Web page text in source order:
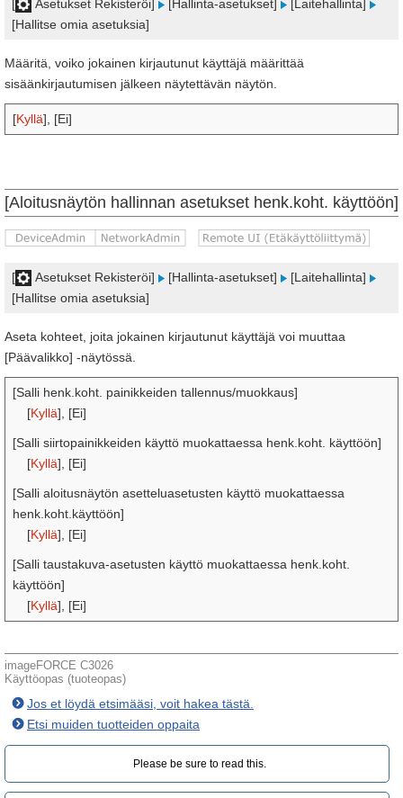
[ Asetukset Rekisteröi] [Hallinta-asetukset]
[Laitehallinta]
[Hallitse omia asetuksia]
Määritä, voiko jokainen kirjautunut käyttäjä määrittää
sisäänkirjautumisen jälkeen näytettävän näytön.
[Kyllä], [Ei]
[Aloitusnäytön hallinnan asetukset henk.koht. käyttöön]
[ Asetukset Rekisteröi] [Hallinta-asetukset]
[Laitehallinta]
[Hallitse omia asetuksia]
Aseta kohteet, joita jokainen kirjautunut käyttäjä voi muuttaa
[Päävalikko] -näytössä.
[Salli henk.koht. painikkeiden tallennus/muokkaus]
[Kyllä], [Ei]
[Salli siirtopainikkeiden käyttö muokattaessa henk.koht. käyttöön]
[Kyllä], [Ei]
[Salli aloitusnäytön asetteluasetusten käyttö muokattaessa
henk.koht.käyttöön]
[Kyllä], [Ei]
[Salli taustakuva-asetusten käyttö muokattaessa henk.koht.
käyttöön]
[Kyllä], [Ei]
imageFORCE C3026
Käyttöopas (tuoteopas)
Jos et löydä etsimääsi, voit hakea tästä.
Etsi muiden tuotteiden oppaita
Please be sure to read this.‎